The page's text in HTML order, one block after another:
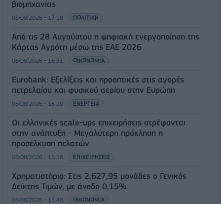
βιομηχανίας
06/08/2026 - 17:18 ΠΟΛΙΤΙΚΗ
Από τις 28 Αυγούστου η ψηφιακή ενεργοποίηση της
Κάρτας Αγρότη μέσω της ΕΑΕ 2026
06/08/2026 - 16:51 ΟΙΚΟΝΟΜΙΑ
Eurobank: Εξελίξεις και προοπτικές στις αγορές
πετρελαίου και φυσικού αερίου στην Ευρώπη
06/08/2026 - 16:20 ΕΝΕΡΓΕΙΑ
Οι ελληνικές scale-ups επιχειρήσεις στρέφονται
στην ανάπτυξη - Μεγαλύτερη πρόκληση η
προσέλκυση πελατών
06/08/2026 - 15:56 ΕΠΙΧΕΙΡΗΣΕΙΣ
Χρηματιστήριο: Στις 2.627,95 μονάδες ο Γενικός
Δείκτης Τιμών, με άνοδο 0,15%
06/08/2026 - 15:46 ΟΙΚΟΝΟΜΙΑ